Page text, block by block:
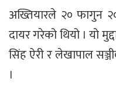
अख्तियारले २० फागुन
दायर गरेको थियो । यो
सिंह ऐरी र लेखापाल
।